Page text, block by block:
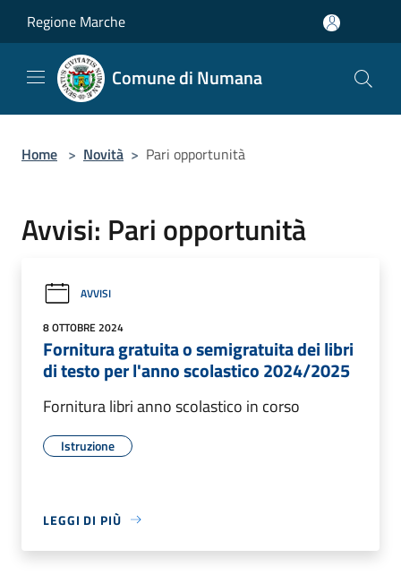
Regione Marche
Comune di Numana
Home > Novità > Pari opportunità
Avvisi: Pari opportunità
AVVISI
8 OTTOBRE 2024
Fornitura gratuita o semigratuita dei libri
di testo per l'anno scolastico 2024/2025
Fornitura libri anno scolastico in corso
Istruzione
LEGGI DI PIÙ